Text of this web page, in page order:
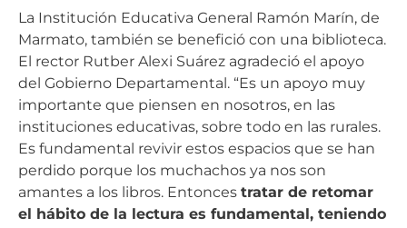
La Institución Educativa General Ramón Marín, de
Marmato, también se benefició con una biblioteca.
El rector Rutber Alexi Suárez agradeció el apoyo
del Gobierno Departamental. “Es un apoyo muy
importante que piensen en nosotros, en las
instituciones educativas, sobre todo en las rurales.
Es fundamental revivir estos espacios que se han
perdido porque los muchachos ya nos son
amantes a los libros. Entonces tratar de retomar
el hábito de la lectura es fundamental, teniendo